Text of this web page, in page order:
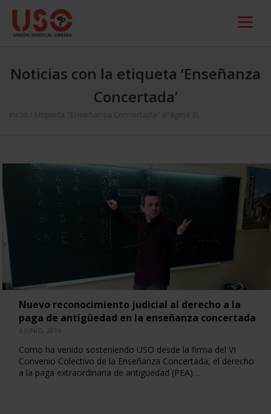
Noticias con la etiqueta ‘Enseñanza
Concertada’
Inicio Etiqueta "Enseñanza Concertada" (Página 3)
Nuevo reconocimiento judicial al derecho a la
paga de antigüedad en la enseñanza concertada
6 JUNIO, 2016
Como ha venido sosteniendo USO desde la firma del VI
Convenio Colectivo de la Enseñanza Concertada, el derecho
a la paga extraordinaria de antigüedad (PEA)…